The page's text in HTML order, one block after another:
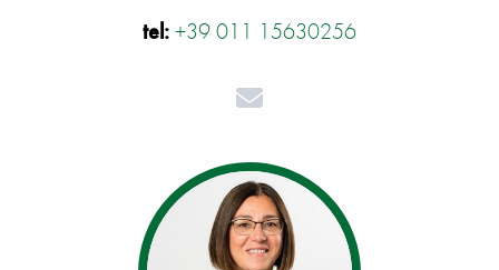
tel:+39 011 15630256
Mail